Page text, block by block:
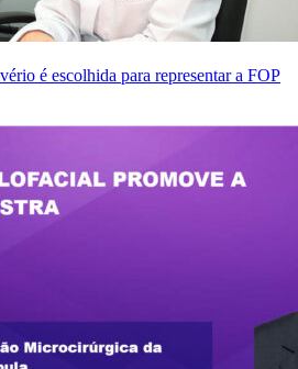
é escolhida para representar a FOP